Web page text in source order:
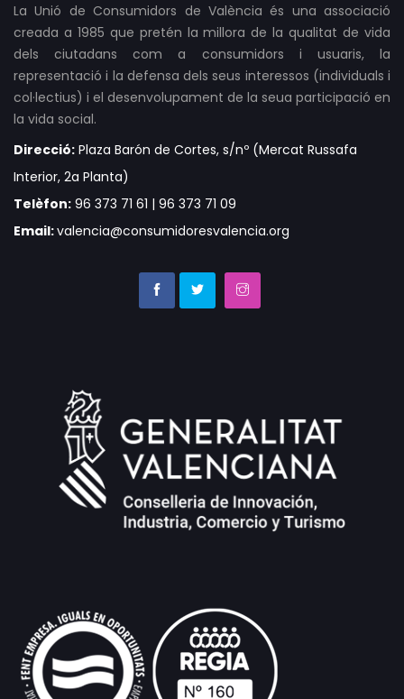
La Unió de Consumidors de València és una associació
creada a 1985 que pretén la millora de la qualitat de vida
dels ciutadans com a consumidors i usuaris, la
representació i la defensa dels seus interessos (individuals i
col·lectius) i el desenvolupament de la seua participació en
la vida social.
Direcció: Plaza Barón de Cortes, s/nº (Mercat Russafa
Interior, 2a Planta)
Telèfon: 96 373 71 61 | 96 373 71 09
Email:valencia@consumidoresvalencia.org